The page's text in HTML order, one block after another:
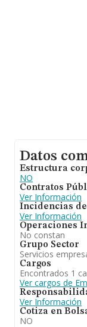
Datos
Estructura
NO
Contratos
Ver Información
Incidencias
Ver Información
Operaciones
No constan
Grupo Sector
Servicios
Cargos
Encontrados 1
Ver cargos de
Ver Información
Cotiza en
NO